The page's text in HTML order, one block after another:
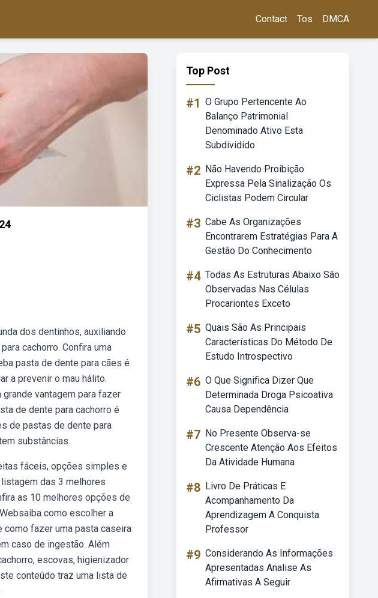
Contact Tos DMCA
dos dentinhos, auxiliando
cachorro. Confira uma
pasta de dente para cães é
a prevenir o mau hálito.
vantagem para fazer
de dente para cachorro é
de pastas de dente para
substâncias.
fáceis, opções simples e
das 3 melhores
as 10 melhores opções de
como escolher a
como fazer uma pasta caseira
caso de ingestão. Além
escovas, higienizador
conteúdo traz uma lista de
Top Post
#1 O Grupo Pertencente Ao
Balanço Patrimonial
Denominado Ativo Esta
Subdividido
#2 Não Havendo Proibição
Expressa Pela Sinalização Os
Ciclistas Podem Circular
#3 Cabe As Organizações
Encontrarem Estratégias Para A
Gestão Do Conhecimento
#4 Todas As Estruturas Abaixo São
Observadas Nas Células
Procariontes Exceto
#5 Quais São As Principais
Características Do Método De
Estudo Introspectivo
#6 O Que Significa Dizer Que
Determinada Droga Psicoativa
Causa Dependência
#7 No Presente Observa-se
Crescente Atenção Aos Efeitos
Da Atividade Humana
#8 Livro De Práticas E
Acompanhamento Da
Aprendizagem A Conquista
Professor
#9 Considerando As Informações
Apresentadas Analise As
Afirmativas A Seguir